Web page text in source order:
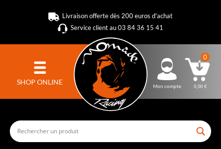
Livraison offerte dès 200 euros d'achat
Service client au 03 84 36 15 41
SHOP ONLINE Mon compte
0
0,00€